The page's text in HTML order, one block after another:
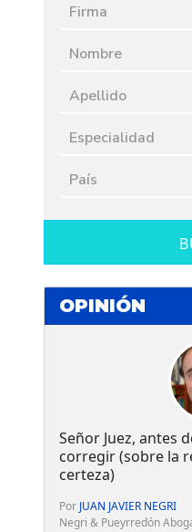
OPINIÓN
Señor Juez, antes
corregir (sobre la
certeza)
Por JUAN JAVIER NEGRI
Negri & Pueyrredón